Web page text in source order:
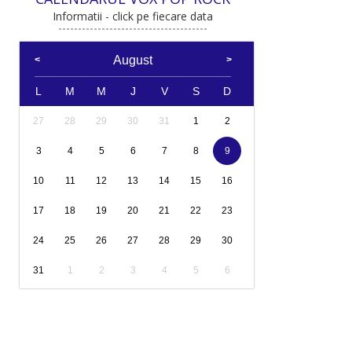
Informatii - click pe fiecare data
August
L M M J V S D
27 28 29 30 31 1 2
3 4 5 6 7 8 9
10 11 12 13 14 15 16
17 18 19 20 21 22 23
24 25 26 27 28 29 30
31 1 2 3 4 5 6